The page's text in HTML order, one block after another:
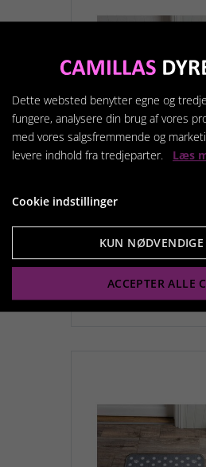
Skåle underlag
Dette websted benytter egne og
fungere, analysere din brug af vores
med vores salgsfremmende og
levere indhold fra tredjeparter. Læs
Cookie indstillinger
KUN NØDVENDIGE
ACCEPTER ALLE